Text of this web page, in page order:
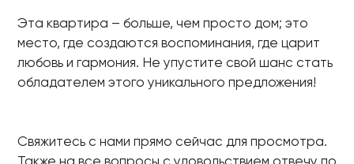
Эта квартира – больше, чем просто дом; это
место, где создаются воспоминания, где царит
любовь и гармония. Не упустите свой шанс стать
обладателем этого уникального предложения!
Свяжитесь с нами прямо сейчас для просмотра.
Также на все вопросы с удовольствием отвечу по